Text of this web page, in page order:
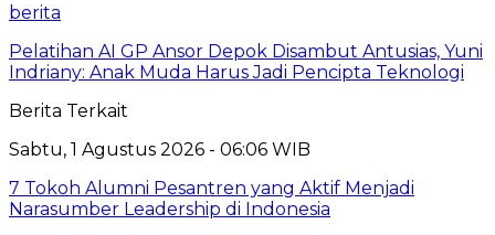
berita
Pelatihan AI GP Ansor Depok Disambut Antusias, Yuni
Indriany: Anak Muda Harus Jadi Pencipta Teknologi
Berita Terkait
Sabtu, 1 Agustus 2026 - 06:06 WIB
7 Tokoh Alumni Pesantren yang Aktif Menjadi
Narasumber Leadership di Indonesia